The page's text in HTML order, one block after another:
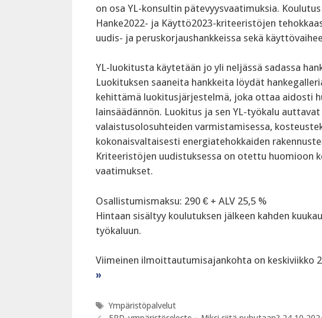
on osa YL-konsultin pätevyysvaatimuksia.
Hanke2022- ja Käyttö2023-kriteeristöjen
uudis- ja peruskorjaushankkeissa sekä
‍YL-luokitusta käytetään jo yli neljässä sadassa
Luokituksen saaneita hankkeita löydät
kehittämä luokitusjärjestelmä, joka ottaa aidosti
lainsäädännön. Luokitus ja sen YL-työkalu
valaistusolosuhteiden varmistamisessa,
kokonaisvaltaisesti energiatehokkaiden
Kriteeristöjen uudistuksessa on otettu huomioon
vaatimukset.
‍Osallistumismaksu: 290 € + ALV 25,5 %
Hintaan sisältyy koulutuksen jälkeen kahden
työkaluun.
‍Viimeinen ilmoittautumisajankohta on keskiviikko
»
Avainsanat
Ympäristöpalvelut